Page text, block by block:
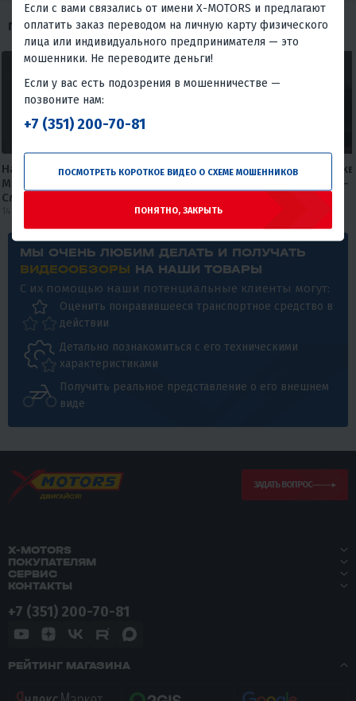
ПОХОЖИЕ ОБЗОРЫ
Насколько устойчива лодка
MISHIMO EXTRA LITE 325?
Смотрите сами!
🚤 Почему одни лодки
летят по воде, а другие —
12 июля 2026
МЫ ОЧЕНЬ ЛЮБИМ ДЕЛАТЬ И ПОЛУЧАТЬ
ВИДЕООБЗОРЫ НА НАШИ ТОВАРЫ
С их помощью наши потенциальные клиенты могут:
Оценить понравившееся транспортное средство в
действии
Детально познакомиться с его техническими
характеристиками
Получить реальное представление о его внешнем
виде
ЗАДАТЬ ВОПРОС
X-MOTORS
ПОКУПАТЕЛЯМ
СЕРВИС
КОНТАКТЫ
+7 (351) 200-70-81
РЕЙТИНГ МАГАЗИНА
Если с вами связались от имени X-MOTORS и предлагают
оплатить заказ переводом на личную карту физического
лица или индивидуального предпринимателя — это
мошенники. Не переводите деньги!
Если у вас есть подозрения в мошенничестве —
позвоните нам:
+7 (351) 200-70-81
ПОСМОТРЕТЬ КОРОТКОЕ ВИДЕО О СХЕМЕ МОШЕННИКОВ
ПОНЯТНО, ЗАКРЫТЬ